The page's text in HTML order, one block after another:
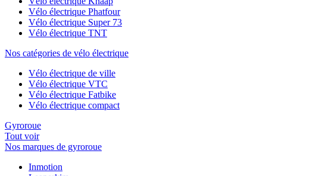
Vélo électrique Phatfour
Vélo électrique Super 73
Vélo électrique TNT
Nos catégories de vélo électrique
Vélo électrique de ville
Vélo électrique VTC
Vélo électrique Fatbike
Vélo électrique compact
Gyroroue
Tout voir
Nos marques de gyroroue
Inmotion